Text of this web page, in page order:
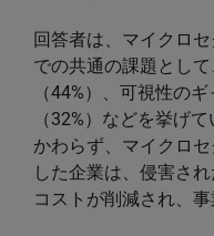
回答者は、マイクロ
での共通の課題とし
（44%）、可視性の
（32%）などを挙げ
かわらず、マイクロ
した企業は、侵害さ
コストが削減され、